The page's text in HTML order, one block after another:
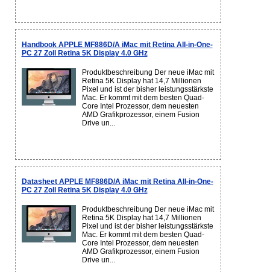
Handbook APPLE MF886D/A iMac mit Retina All-in-One-
PC 27 Zoll Retina 5K Display 4.0 GHz
Produktbeschreibung Der neue iMac mit
Retina 5K Display hat 14,7 Millionen
Pixel und ist der bisher leistungsstärkste
Mac. Er kommt mit dem besten Quad-
Core Intel Prozessor, dem neuesten
AMD Grafikprozessor, einem Fusion
Drive un...
Datasheet APPLE MF886D/A iMac mit Retina All-in-One-
PC 27 Zoll Retina 5K Display 4.0 GHz
Produktbeschreibung Der neue iMac mit
Retina 5K Display hat 14,7 Millionen
Pixel und ist der bisher leistungsstärkste
Mac. Er kommt mit dem besten Quad-
Core Intel Prozessor, dem neuesten
AMD Grafikprozessor, einem Fusion
Drive un...